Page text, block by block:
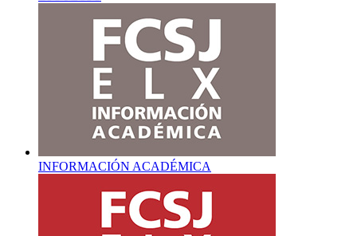
INFORMACIÓN ACADÉMICA